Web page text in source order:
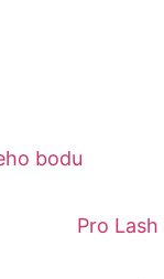
bodu
Pro Lash